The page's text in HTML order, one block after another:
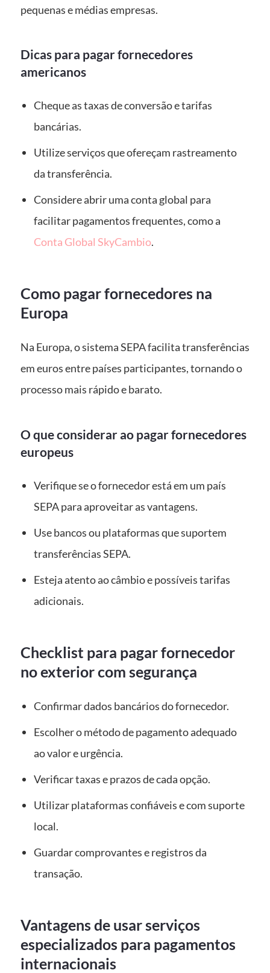
pequenas e médias empresas.
Dicas para pagar fornecedores
americanos
Cheque as taxas de conversão e tarifas
bancárias.
Utilize serviços que ofereçam rastreamento
da transferência.
Considere abrir uma conta global para
facilitar pagamentos frequentes, como a
Conta Global SkyCambio.
Como pagar fornecedores na
Europa
Na Europa, o sistema SEPA facilita transferências
em euros entre países participantes, tornando o
processo mais rápido e barato.
O que considerar ao pagar fornecedores
europeus
Verifique se o fornecedor está em um país
SEPA para aproveitar as vantagens.
Use bancos ou plataformas que suportem
transferências SEPA.
Esteja atento ao câmbio e possíveis tarifas
adicionais.
Checklist para pagar fornecedor
no exterior com segurança
Confirmar dados bancários do fornecedor.
Escolher o método de pagamento adequado
ao valor e urgência.
Verificar taxas e prazos de cada opção.
Utilizar plataformas confiáveis e com suporte
local.
Guardar comprovantes e registros da
transação.
Vantagens de usar serviços
especializados para pagamentos
internacionais